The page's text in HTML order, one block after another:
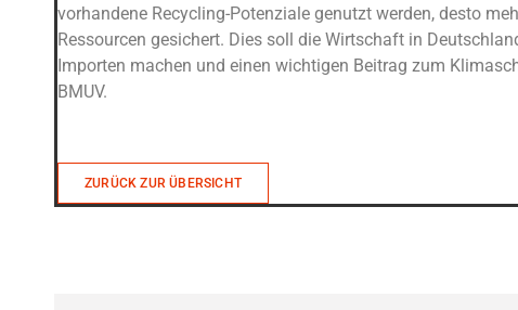
vorhandene Recycling-Potenziale genutzt werden, desto
Ressourcen gesichert. Dies soll die Wirtschaft in
Importen machen und einen wichtigen Beitrag zum
BMUV.
ZURÜCK ZUR ÜBERSICHT